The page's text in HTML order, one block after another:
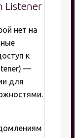
Listener
нет на
к
—
для